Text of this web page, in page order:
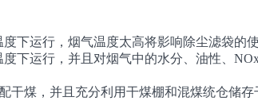
运行，烟气温度太高将影响除尘滤袋的使
运行，并且对烟气中的水分、油性、NOx
，并且充分利用干煤棚和混煤统仓储存